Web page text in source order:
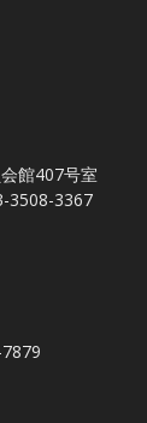
館407号室
3508-3367